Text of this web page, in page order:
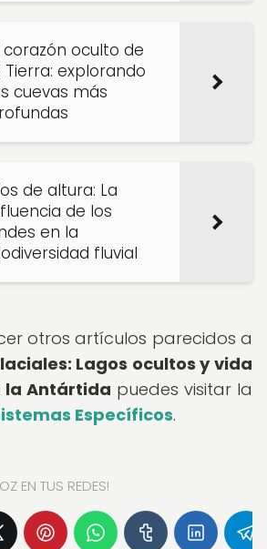
corazón oculto de
Tierra: explorando
cuevas más
de altura: La
de los
en la
fluvial
otros artículos parecidos a
Lagos ocultos y vida
la Antártida puedes visitar la
Específicos.
EN TUS REDES!